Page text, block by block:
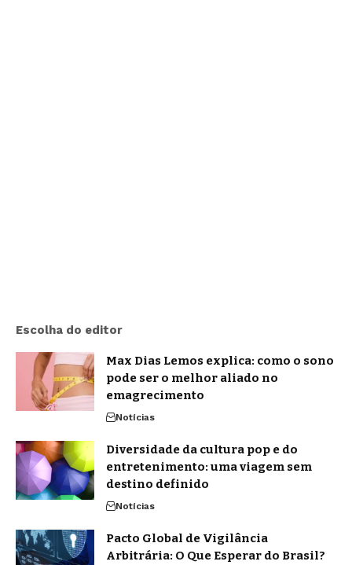
Escolha do editor
Max Dias Lemos explica: como o sono
pode ser o melhor aliado no
emagrecimento
Notícias
Diversidade da cultura pop e do
entretenimento: uma viagem sem
destino definido
Notícias
Pacto Global de Vigilância
Arbitrária: O Que Esperar do Brasil?